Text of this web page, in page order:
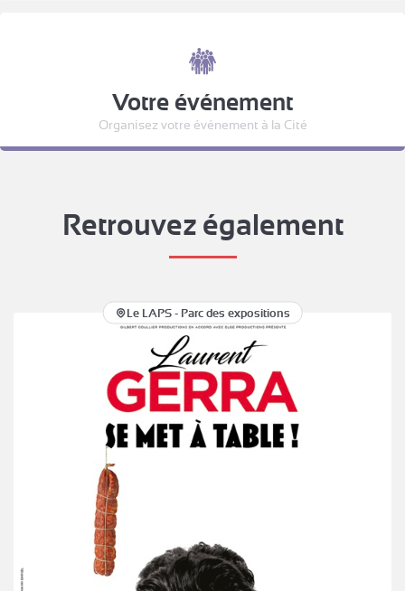
Votre événement
Organisez votre événement à la Cité
Retrouvez également
Le LAPS - Parc des expositions